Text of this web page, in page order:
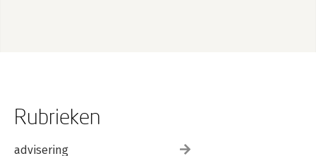
Rubrieken
advisering